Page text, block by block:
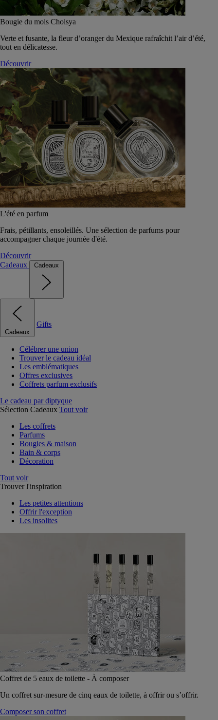
Bougie du mois Choisya
Verte et fusante, la fleur d’oranger du Mexique rafraîchit l’air d’été,
tout en délicatesse.
Découvrir
L'été en parfum
Frais, pétillants, ensoleillés. Une sélection de parfums pour
accompagner chaque journée d'été.
Découvrir
Cadeaux
Cadeaux
Cadeaux
Gifts
Célébrer une union
Trouver le cadeau idéal
Les emblématiques
Offres exclusives
Coffrets parfum exclusifs
Le cadeau par diptyque
Sélection Cadeaux Tout voir
Les coffrets
Parfums
Bougies & maison
Bain & corps
Décoration
Tout voir
Trouver l'inspiration
Les petites attentions
Offrir l'exception
Les insolites
Coffret de 5 eaux de toilette - À composer
Un coffret sur-mesure de cinq eaux de toilette, à offrir ou s’offrir.
Composer son coffret